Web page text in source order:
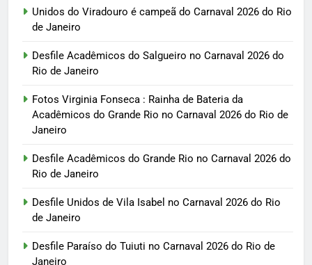
Unidos do Viradouro é campeã do Carnaval 2026 do Rio
de Janeiro
Desfile Acadêmicos do Salgueiro no Carnaval 2026 do
Rio de Janeiro
Fotos Virginia Fonseca : Rainha de Bateria da
Acadêmicos do Grande Rio no Carnaval 2026 do Rio de
Janeiro
Desfile Acadêmicos do Grande Rio no Carnaval 2026 do
Rio de Janeiro
Desfile Unidos de Vila Isabel no Carnaval 2026 do Rio
de Janeiro
Desfile Paraíso do Tuiuti no Carnaval 2026 do Rio de
Janeiro